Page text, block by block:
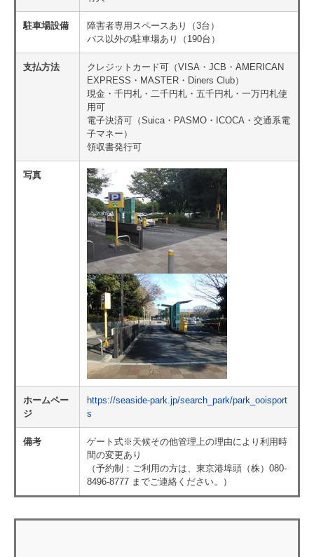
駐車場設備
障害者専用スペースあり（3台）
バス以外の駐車場あり（190台）
支払方法
クレジットカード可（VISA・JCB・AMERICAN
EXPRESS・MASTER・Diners Club）
現金・千円札・二千円札・五千円札・一万円札使
用可
電子決済可（Suica・PASMO・ICOCA・交通系電
子マネー）
領収書発行可
写真
ホームペー
ジ
https://seaside-park.jp/search_park/park_ooisport
s
備考
ゲート式※天候その他管理上の理由により利用時
間の変更あり
（予約制：ご利用の方は、東京港埠頭（株）080-
8496-8777 までご連絡ください。）